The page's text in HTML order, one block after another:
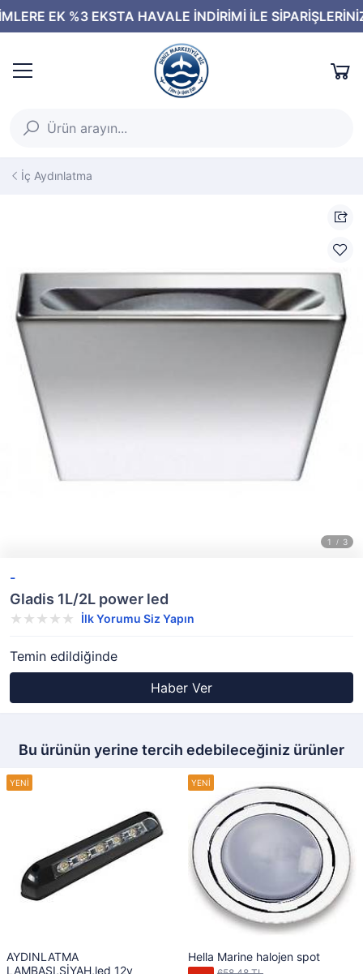
İç Aydınlatma
-
Gladis 1L/2L power led
İlk Yorumu Siz Yapın
Temin edildiğinde
Haber Ver
Bu ürünün yerine tercih edebileceğiniz ürünler
AYDINLATMA
LAMBASI,SİYAH,led 12v
Hella Marine halojen spot